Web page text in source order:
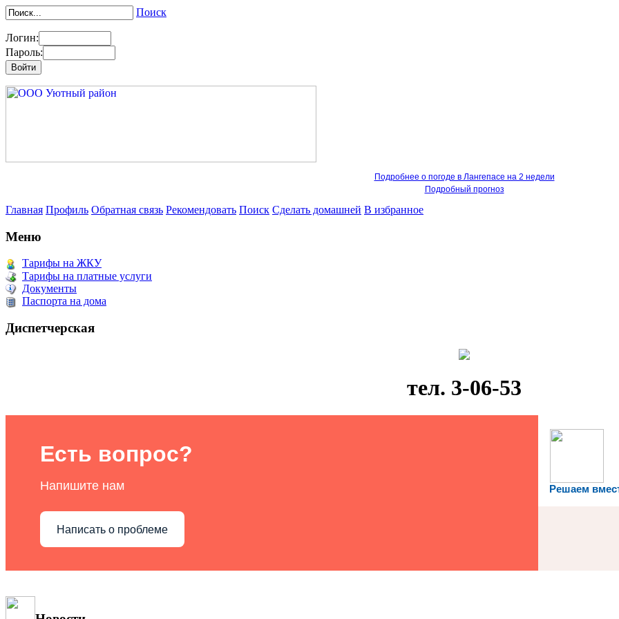
Поиск
Логин:
Пароль:
Подробнее о погоде в Лангепасе на 2 недели
Подробный прогноз
Главная Профиль Обратная связь Рекомендовать Поиск Сделать домашней В избранное
Меню
Тарифы на ЖКУ
Тарифы на платные услуги
Документы
Паспорта на дома
Диспетчерская
тел. 3-06-53
Решаем
Есть вопрос?
Напишите нам
Написать о проблеме